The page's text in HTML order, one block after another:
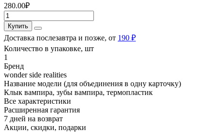
280.00₽
Купить
Доставка послезавтра и позже, от 190 ₽
Количество в упаковке, шт
1
Бренд
wonder side realities
Название модели (для объединения в одну карточку)
Клык вампира, зубы вампира, термопластик
Все характеристики
Расширенная гарантия
7 дней на возврат
Акции, скидки, подарки